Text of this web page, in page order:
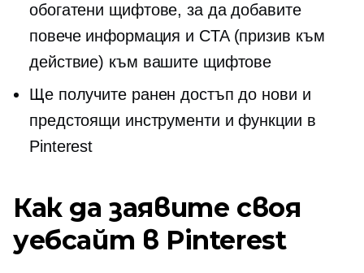
обогатени щифтове, за да добавите
повече информация и CTA (призив към
действие) към вашите щифтове
Ще получите ранен достъп до нови и
предстоящи инструменти и функции в
Pinterest
Как да заявите своя
уебсайт в Pinterest